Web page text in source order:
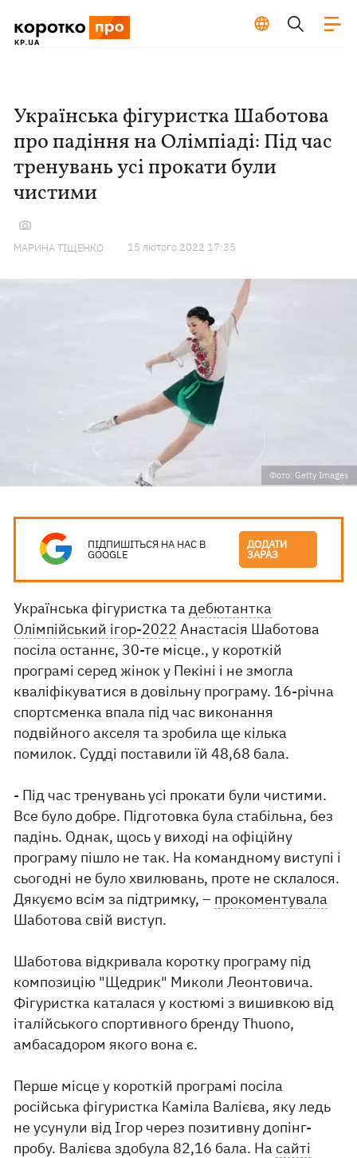
Українська фігуристка Шаботова
про падіння на Олімпіаді: Під час
тренувань усі прокати були
чистими
МАРИНА ТІЩЕНКО 15 лютого 2022 17:35
Фото: Getty Images
ПІДПИШІТЬСЯ НА НАС В
GOOGLE
ДОДАТИ
ЗАРАЗ
Українська фігуристка тадебютантка
Олімпійський ігор-2022 Анастасія Шаботова
посіла останнє, 30-те місце., у короткій
програмі серед жінок у Пекіні і не змогла
кваліфікуватися в довільну програму. 16-річна
спортсменка впала під час виконання
подвійного акселя та зробила ще кілька
помилок. Судді поставили їй 48,68 бала.
- Під час тренувань усі прокати були чистими.
Все було добре. Підготовка була стабільна, без
падінь. Однак, щось у виході на офіційну
програму пішло не так. На командному виступі і
сьогодні не було хвилювань, проте не склалося.
Дякуємо всім за підтримку, – прокоментувала
Шаботова свій виступ.
Шаботова відкривала коротку програму під
композицію "Щедрик" Миколи Леонтовича.
Фігуристка каталася у костюмі з вишивкою від
італійського спортивного бренду Thuono,
амбасадором якого вона є.
Перше місце у короткій програмі посіла
російська фігуристка Каміла Валієва, яку ледь
не усунули від Ігор через позитивну допінг-
пробу. Валієва здобула 82,16 бала. Насайті